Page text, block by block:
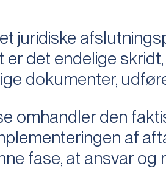
juridiske
er det endelige
dokumenter,
omhandler den
af
fase, at ansvar